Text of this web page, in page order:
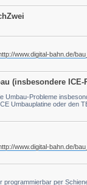
www.digital-bahn.de/
(insbesondere ICE-
Umbau-Probleme
Umbauplatine oder den
www.digital-bahn.de/
programmierbar per